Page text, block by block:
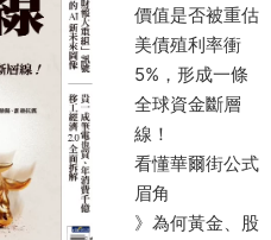
價值是否被重估
美債殖利率衝
5%，形成一條
全球資金斷層
線！
看懂華爾街公式
眉角
》為何黃金、股